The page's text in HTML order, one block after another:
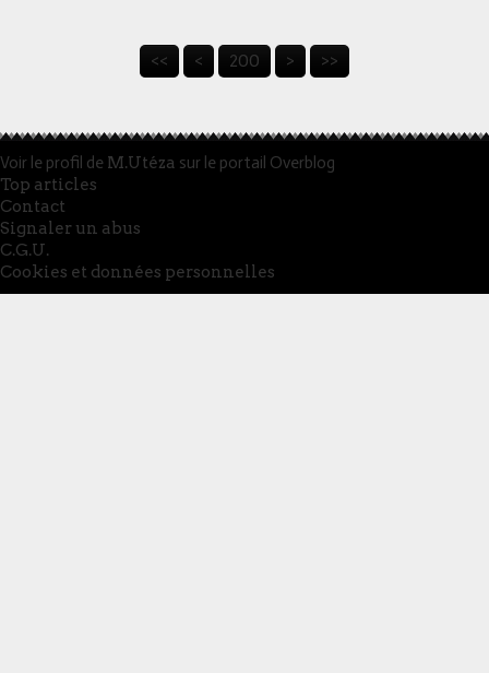
<< < 200 > >>
Voir le profil de M.Utéza sur le portail Overblog
Top articles
Contact
Signaler un abus
C.G.U.
Cookies et données personnelles